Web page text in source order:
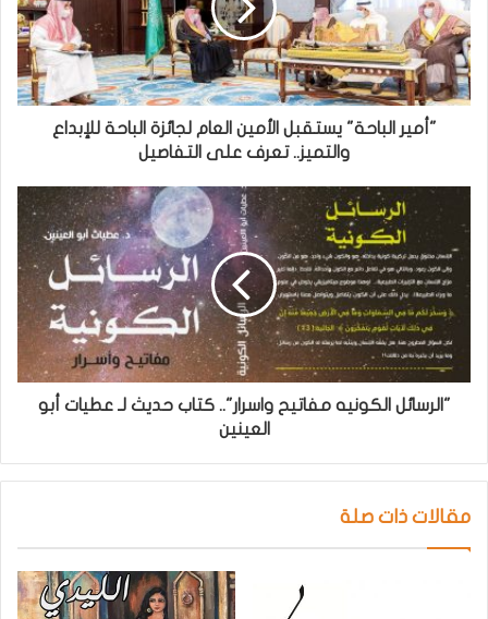
"أمير الباحة" يستقبل الأمين العام لجائزة الباحة للإبداع
والتميز.. تعرف على التفاصيل
"الرسائل الكونيه مفاتيح واسرار".. كتاب حديث لـ عطيات أبو
العينين
مقالات ذات صلة